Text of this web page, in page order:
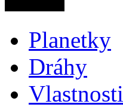
Planetky
Dráhy
Vlastnosti